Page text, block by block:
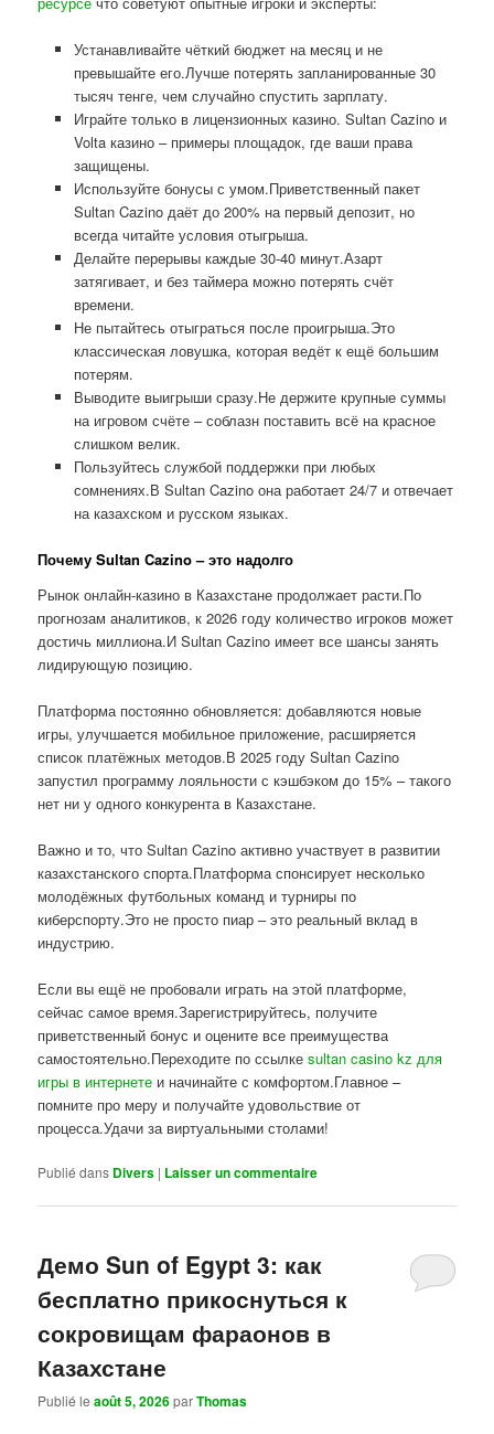
Устанавливайте чёткий бюджет на месяц и не
превышайте его.Лучше потерять запланированные 30
тысяч тенге, чем случайно спустить зарплату.
Играйте только в лицензионных казино. Sultan Cazino и
Volta казино – примеры площадок, где ваши права
защищены.
Используйте бонусы с умом.Приветственный пакет
Sultan Cazino даёт до 200% на первый депозит, но
всегда читайте условия отыгрыша.
Делайте перерывы каждые 30-40 минут.Азарт
затягивает, и без таймера можно потерять счёт
времени.
Не пытайтесь отыграться после проигрыша.Это
классическая ловушка, которая ведёт к ещё большим
потерям.
Выводите выигрыши сразу.Не держите крупные суммы
на игровом счёте – соблазн поставить всё на красное
слишком велик.
Пользуйтесь службой поддержки при любых
сомнениях.В Sultan Cazino она работает 24/7 и отвечает
на казахском и русском языках.
Почему Sultan Cazino – это надолго
Рынок онлайн-казино в Казахстане продолжает расти.По
прогнозам аналитиков, к 2026 году количество игроков может
достичь миллиона.И Sultan Cazino имеет все шансы занять
лидирующую позицию.
Платформа постоянно обновляется: добавляются новые
игры, улучшается мобильное приложение, расширяется
список платёжных методов.В 2025 году Sultan Cazino
запустил программу лояльности с кэшбэком до 15% – такого
нет ни у одного конкурента в Казахстане.
Важно и то, что Sultan Cazino активно участвует в развитии
казахстанского спорта.Платформа спонсирует несколько
молодёжных футбольных команд и турниры по
киберспорту.Это не просто пиар – это реальный вклад в
индустрию.
Если вы ещё не пробовали играть на этой платформе,
сейчас самое время.Зарегистрируйтесь, получите
приветственный бонус и оцените все преимущества
самостоятельно.Переходите по ссылкеsultan casino kz для
игры в интернете и начинайте с комфортом.Главное –
помните про меру и получайте удовольствие от
процесса.Удачи за виртуальными столами!
Publié dans Divers | Laisser un commentaire
Демо Sun of Egypt 3: как
бесплатно прикоснуться к
сокровищам фараонов в
Казахстане
Publié leaoût 5, 2026parThomas